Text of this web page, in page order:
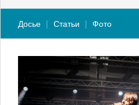
Досье Статьи Фото